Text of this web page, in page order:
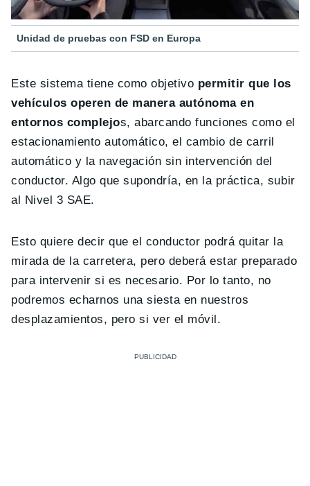
Unidad de pruebas con FSD en Europa
Este sistema tiene como objetivo permitir que los
vehículos operen de manera autónoma en
entornos complejos, abarcando funciones como el
estacionamiento automático, el cambio de carril
automático y la navegación sin intervención del
conductor. Algo que supondría, en la práctica, subir
al Nivel 3 SAE.
Esto quiere decir que el conductor podrá quitar la
mirada de la carretera, pero deberá estar preparado
para intervenir si es necesario. Por lo tanto, no
podremos echarnos una siesta en nuestros
desplazamientos, pero si ver el móvil.